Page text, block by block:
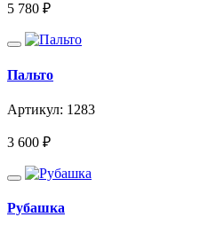
5 780 ₽
Пальто
Артикул: 1283
3 600 ₽
Рубашка